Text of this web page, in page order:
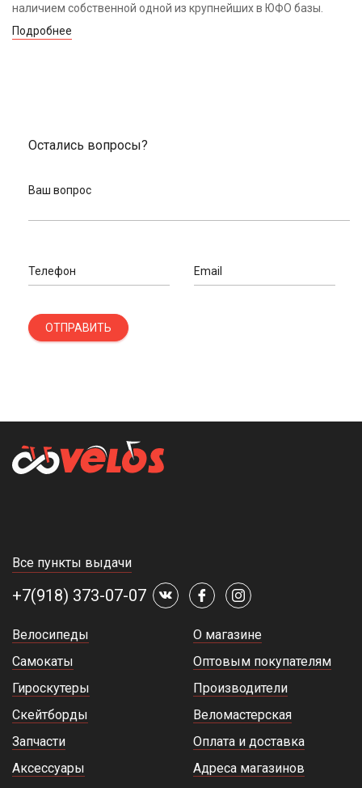
наличием собственной одной из крупнейших в ЮФО базы.
Подробнее
Остались вопросы?
Ваш вопрос
Телефон Email
ОТПРАВИТЬ
Все пункты выдачи
+7(918) 373-07-07
Велосипеды
Самокаты
Гироскутеры
Скейтборды
Запчасти
Аксессуары
О магазине
Оптовым покупателям
Производители
Веломастерская
Оплата и доставка
Адреса магазинов